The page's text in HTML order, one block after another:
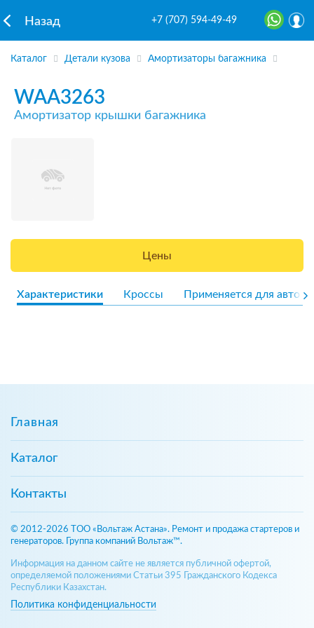
Назад +7 (707) 594-49-49
Каталог Детали кузова Амортизаторы багажника
WAA3263
Амортизатор крышки багажника
Цены
Характеристики Кроссы Применяется для авто
Главная
Каталог
Контакты
© 2012-2026 ТОО «Вольтаж Астана». Ремонт и продажа стартеров и
генераторов. Группа компаний Вольтаж™.
Информация на данном сайте не является публичной офертой,
определяемой положениями Статьи 395 Гражданского Кодекса
Республики Казахстан.
Политика конфиденциальности